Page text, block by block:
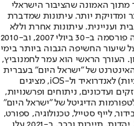
האמונה שהציבור הישראלי
ומדויקת יותר. עיתונות שמדברת
ועניינית. עיתונות אחרת וללא
תשלום. המהדורה המודפסת הראשונה פורסמה ב-30 ביולי 2007, וב-2010
שיעור החשיפה הגבוה ביותר בימי
העורך הראשי הוא עמר לחמנוביץ,
של "ישראל היום" בעברית
ובאנגלית, כמו כן היישומונים (אפליקציות) לאנדרואיד ול-iOS, מציגים
ועדכונים, ניתוחים ופרשנויות,
הדיגיטל של "ישראל היום"
לייף סטייל, טכנולוגיה, ספורט,